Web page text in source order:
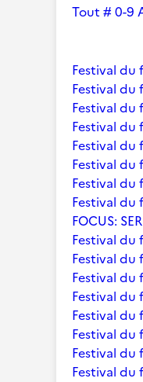
Tout # 0-9
Festival du
Festival du
Festival du
Festival du
Festival du
Festival du
Festival du
Festival du
FOCUS:
Festival du
Festival du
Festival
Festival
Festival du
Festival du
Festival du
Festival du